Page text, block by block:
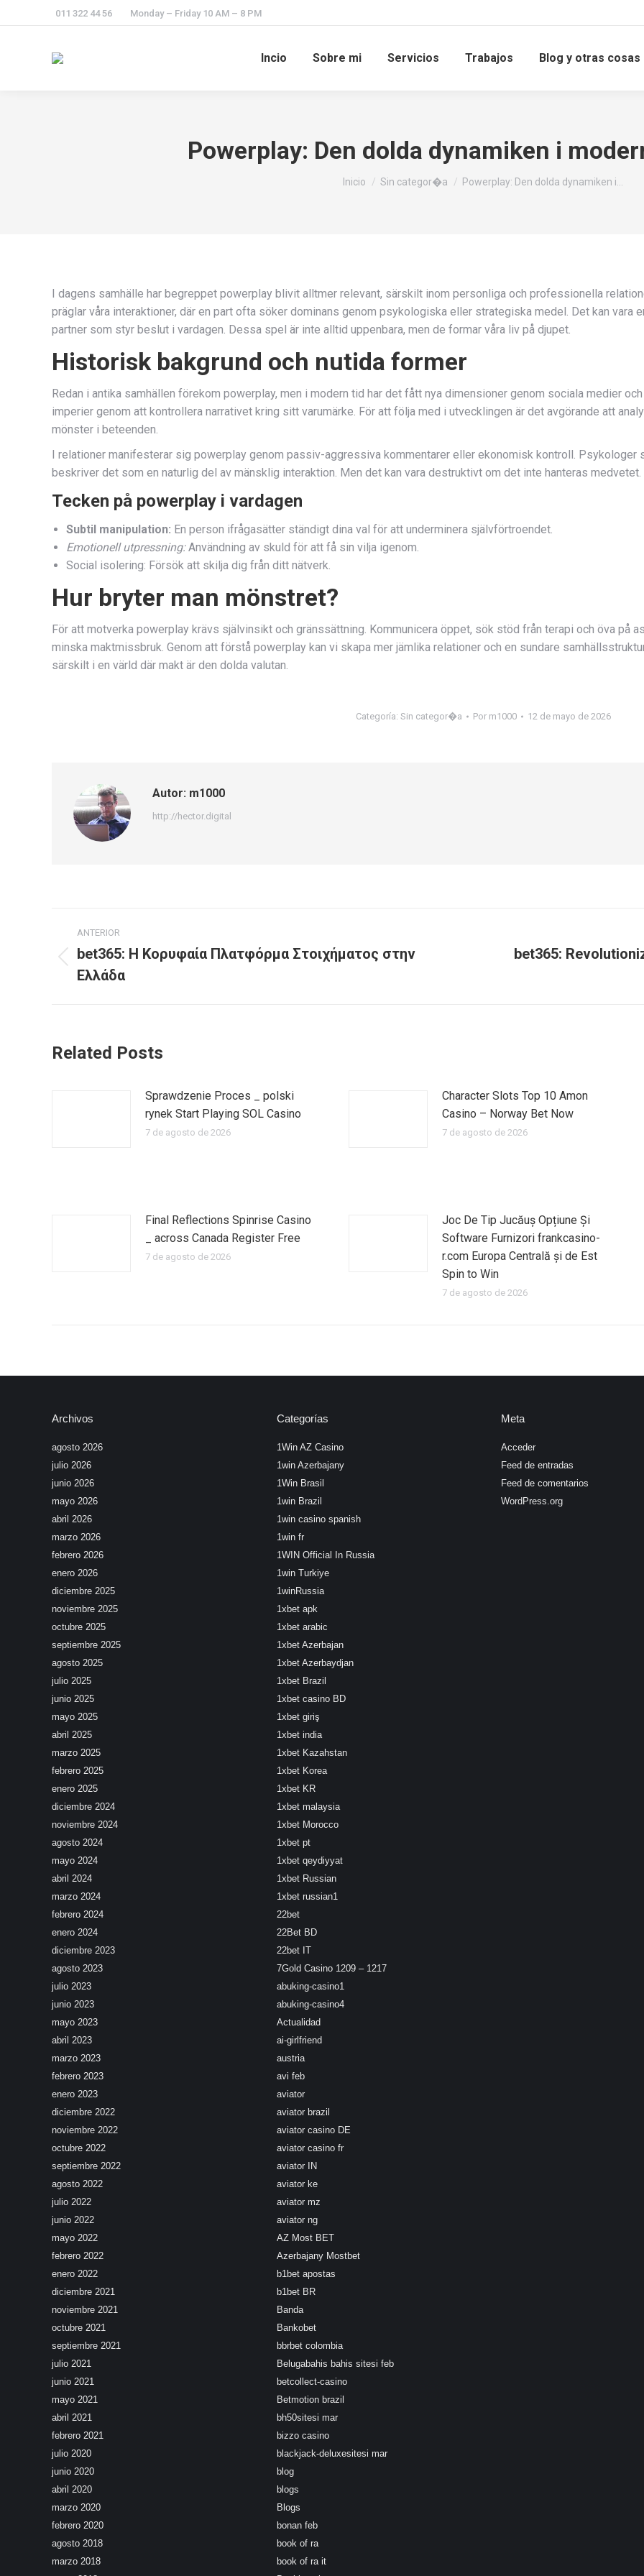
011 322 44 56 Monday – Friday 10 AM – 8 PM
Incio Sobre mi Servicios Trabajos Blog y otras cosas
Powerplay: Den dolda dynamiken i
Estás aquí:
Inicio Sin categor�a Powerplay: Den dolda dynamiken i…
I dagens samhälle har begreppet powerplay blivit alltmer relevant, särskilt inom personliga och professionella
präglar våra interaktioner, där en part ofta söker dominans genom psykologiska eller strategiska medel. Det kan vara
partner som styr beslut i vardagen. Dessa spel är inte alltid uppenbara, men de formar våra liv på djupet.
Historisk bakgrund och nutida former
Redan i antika samhällen förekom powerplay, men i modern tid har det fått nya dimensioner genom sociala medier
imperier genom att kontrollera narrativet kring sitt varumärke. För att följa med i utvecklingen är det avgörande att
mönster i beteenden.
I relationer manifesterar sig powerplay genom passiv-aggressiva kommentarer eller ekonomisk kontroll. Psykologer
beskriver det som en naturlig del av mänsklig interaktion. Men det kan vara destruktivt om det inte hanteras medvetet.
Tecken på powerplay i vardagen
Subtil manipulation: En person ifrågasätter ständigt dina val för att underminera självförtroendet.
Emotionell utpressning:Användning av skuld för att få sin vilja igenom.
Social isolering: Försök att skilja dig från ditt nätverk.
Hur bryter man mönstret?
För att motverka powerplay krävs självinsikt och gränssättning. Kommunicera öppet, sök stöd från terapi och öva på
minska maktmissbruk. Genom att förstå powerplay kan vi skapa mer jämlika relationer och en sundare
särskilt i en värld där makt är den dolda valutan.
Categoría: Sin categor�a Por m1000 12 de mayo de 2026
Autor: m1000
http://hector.digital
Navegación
entre
publicaciones
ANTERIOR
anterior:
bet365: Η Κορυφαία Πλατφόρμα Στοιχήματος στην
Ελλάδα
bet365:
Related Posts
Sprawdzenie Proces _ polski
rynek Start Playing SOL Casino
7 de agosto de 2026
Character Slots Top 10 Amon
Casino – Norway Bet Now
7 de agosto de 2026
Final Reflections Spinrise Casino
_ across Canada Register Free
7 de agosto de 2026
Joc De Tip Jucăuș Opțiune Și
Software Furnizori frankcasino-
r.com Europa Centrală și de Est
Spin to Win
7 de agosto de 2026
Archivos
agosto 2026
julio 2026
junio 2026
mayo 2026
abril 2026
marzo 2026
febrero 2026
enero 2026
diciembre 2025
noviembre 2025
octubre 2025
septiembre 2025
agosto 2025
julio 2025
junio 2025
mayo 2025
abril 2025
marzo 2025
febrero 2025
enero 2025
diciembre 2024
noviembre 2024
agosto 2024
mayo 2024
abril 2024
marzo 2024
febrero 2024
enero 2024
diciembre 2023
agosto 2023
julio 2023
junio 2023
mayo 2023
abril 2023
marzo 2023
febrero 2023
enero 2023
diciembre 2022
noviembre 2022
octubre 2022
septiembre 2022
agosto 2022
julio 2022
junio 2022
mayo 2022
febrero 2022
enero 2022
diciembre 2021
noviembre 2021
octubre 2021
septiembre 2021
julio 2021
junio 2021
mayo 2021
abril 2021
febrero 2021
julio 2020
junio 2020
abril 2020
marzo 2020
febrero 2020
agosto 2018
marzo 2018
Categorías
1Win AZ Casino
1win Azerbajany
1Win Brasil
1win Brazil
1win casino spanish
1win fr
1WIN Official In Russia
1win Turkiye
1winRussia
1xbet apk
1xbet arabic
1xbet Azerbajan
1xbet Azerbaydjan
1xbet Brazil
1xbet casino BD
1xbet giriş
1xbet india
1xbet Kazahstan
1xbet Korea
1xbet KR
1xbet malaysia
1xbet Morocco
1xbet pt
1xbet qeydiyyat
1xbet Russian
1xbet russian1
22bet
22Bet BD
22bet IT
7Gold Casino 1209 – 1217
abuking-casino1
abuking-casino4
Actualidad
ai-girlfriend
austria
avi feb
aviator
aviator brazil
aviator casino DE
aviator casino fr
aviator IN
aviator ke
aviator mz
aviator ng
AZ Most BET
Azerbajany Mostbet
b1bet apostas
b1bet BR
Banda
Bankobet
bbrbet colombia
Belugabahis bahis sitesi feb
betcollect-casino
Betmotion brazil
bh50sitesi mar
bizzo casino
blackjack-deluxesitesi mar
blog
blogs
Blogs
bonan feb
book of ra
book of ra it
Meta
Acceder
Feed de entradas
Feed de comentarios
WordPress.org